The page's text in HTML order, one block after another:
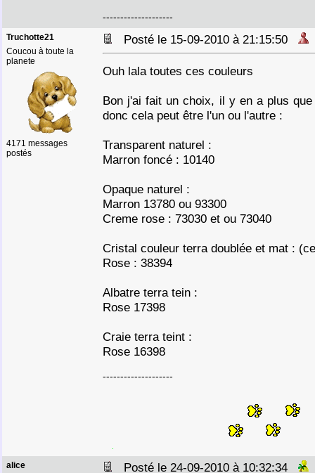
--------------------
Truchotte21
Coucou à toute la
planete
4171 messages
postés
Posté le 15-09-2010 à 21:15:50
Ouh lala toutes ces couleurs
Bon j'ai fait un choix, il y en a plus
donc cela peut être l'un ou l'autre :
Transparent naturel :
Marron foncé : 10140
Opaque naturel :
Marron 13780 ou 93300
Creme rose : 73030 et ou 73040
Cristal couleur terra doublée et mat :
Rose : 38394
Albatre terra tein :
Rose 17398
Craie terra teint :
Rose 16398
--------------------
alice Posté le 24-09-2010 à 10:32:34